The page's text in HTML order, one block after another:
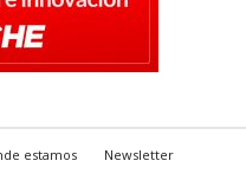
estamos
Newsletter